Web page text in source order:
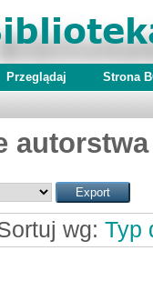
Przeglądaj Strona
wg: Typ